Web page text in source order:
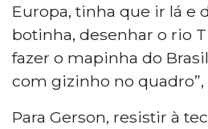
Europa, tinha que ir lá e
botinha, desenhar o rio
fazer o mapinha do
com gizinho no
Para Gerson, resistir à